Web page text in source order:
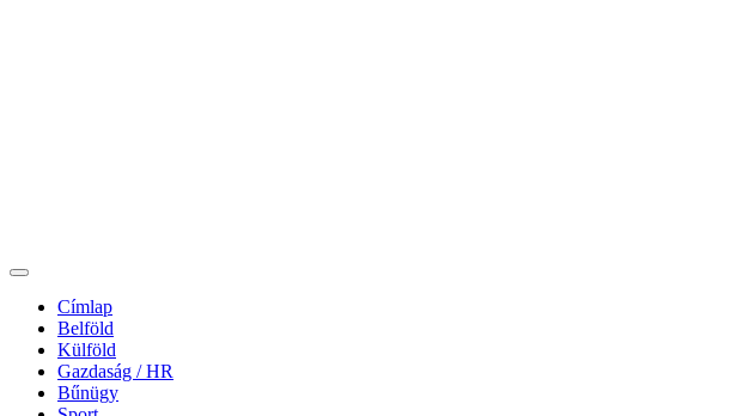
Címlap
Belföld
Külföld
Gazdaság / HR
Bűnügy